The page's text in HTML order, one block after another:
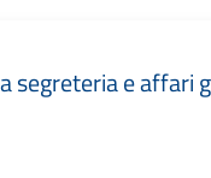
segreteria e affari